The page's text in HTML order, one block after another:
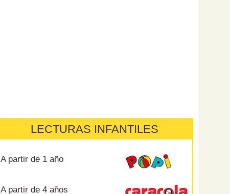
LECTURAS INFANTILES
A partir de 1 año
A partir de 4 años